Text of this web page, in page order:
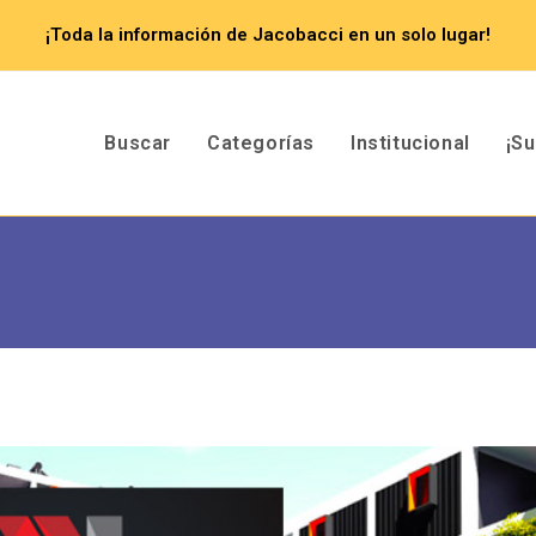
¡Toda la información de Jacobacci en un solo lugar!
Buscar Categorías Institucional